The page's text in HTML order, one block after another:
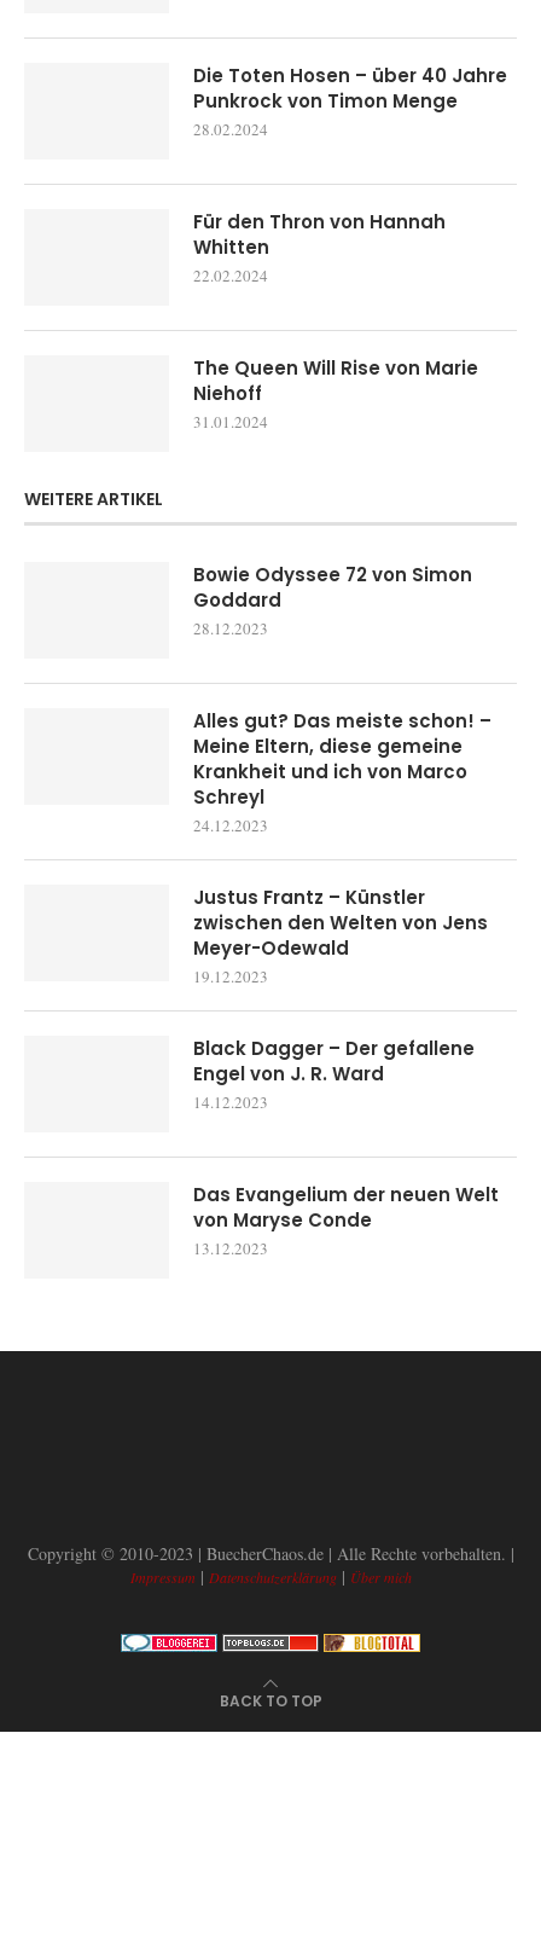
Die Toten Hosen – über 40 Jahre
Punkrock von Timon Menge
28.02.2024
Für den Thron von Hannah
Whitten
22.02.2024
The Queen Will Rise von Marie
Niehoff
31.01.2024
WEITERE ARTIKEL
Bowie Odyssee 72 von Simon
Goddard
28.12.2023
Alles gut? Das meiste schon! –
Meine Eltern, diese gemeine
Krankheit und ich von Marco
Schreyl
24.12.2023
Justus Frantz – Künstler
zwischen den Welten von Jens
Meyer-Odewald
19.12.2023
Black Dagger – Der gefallene
Engel von J. R. Ward
14.12.2023
Das Evangelium der neuen Welt
von Maryse Conde
13.12.2023
Copyright © 2010-2023 | BuecherChaos.de | Alle Rechte vorbehalten. |
Impressum | Datenschutzerklärung| Über mich
BACK TO TOP